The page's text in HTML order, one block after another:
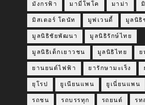
มังกรฟ้า มามี่โพโค มาม่า
มิสเตอร์ โดนัท มูฟเวนดี้ มูลนิ
มูลนิธิชัยพัฒนา มูลนิธิรักษ์ไทย
มูลนิธิเด็กเยาวชน มูลนิธิไทย ย
ยานยนต์ไฟฟ้า ยารักษามะเร็ง
ยุโรป ยูเนียนแพน ยูเนี่ยนแพน
รถชน รถบรรทุก รถยนต์ รท